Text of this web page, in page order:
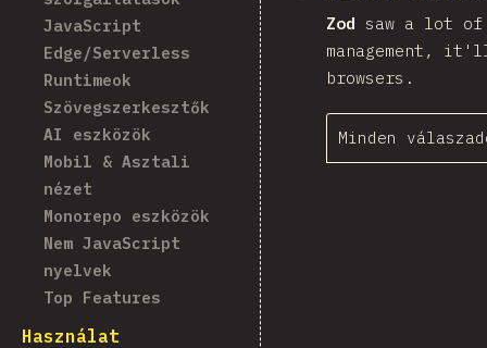
JavaScript
Edge/Serverless
Runtimeok
Szövegszerkesztők
AI eszközök
Mobil & Asztali
nézet
Monorepo eszközök
Nem JavaScript
nyelvek
Top Features
Használat
Zod saw a lot of
management,
browsers.
Minden